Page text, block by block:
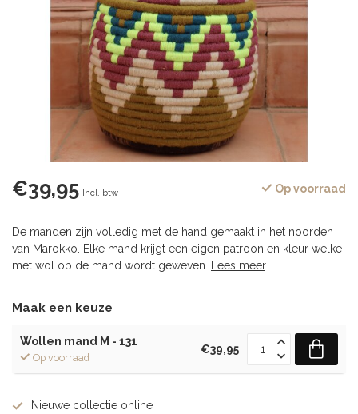
€39,95 Incl. btw Op voorraad
De manden zijn volledig met de hand gemaakt in het noorden
van Marokko. Elke mand krijgt een eigen patroon en kleur welke
met wol op de mand wordt geweven. Lees meer.
Maak een keuze
Wollen mand M - 131
Op voorraad
€39,95
Nieuwe collectie online